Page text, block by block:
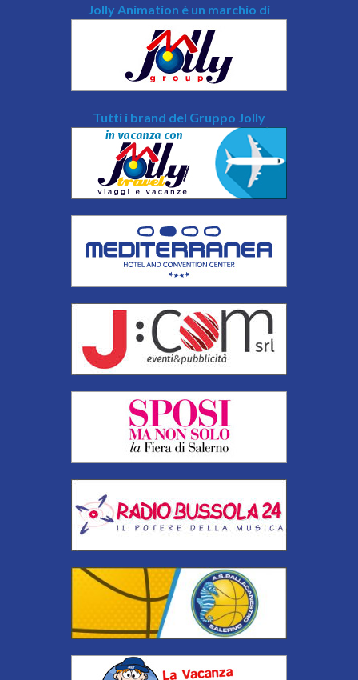
Jolly Animation è un marchio di
Tutti i brand del Gruppo Jolly